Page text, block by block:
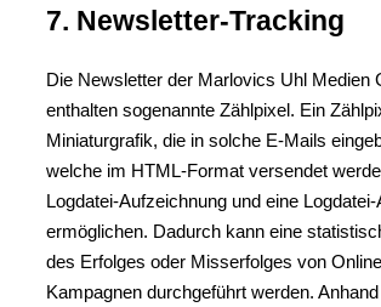
7. Newsletter-Tracking
Die Newsletter der Marlovics Uhl Medien
enthalten sogenannte Zählpixel. Ein
Miniaturgrafik, die in solche E-Mails
welche im HTML-Format versendet
Logdatei-Aufzeichnung und eine
ermöglichen. Dadurch kann eine
des Erfolges oder Misserfolges von
Kampagnen durchgeführt werden.